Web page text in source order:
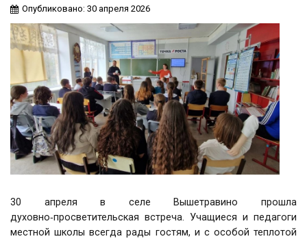
Опубликовано: 30 апреля 2026
30 апреля в селе Вышетравино прошла
духовно‑просветительская встреча. Учащиеся и педагоги
местной школы всегда рады гостям, и с особой теплотой